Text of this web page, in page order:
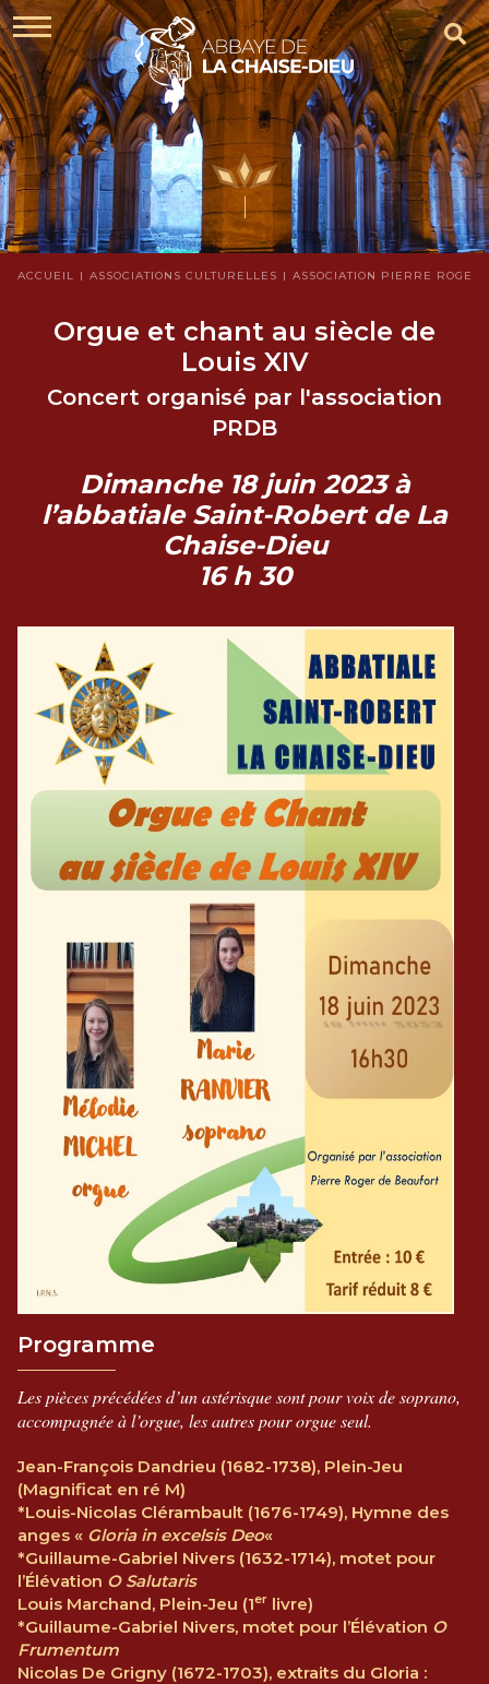
ACCUEIL ASSOCIATIONS CULTURELLES ASSOCIATION PIERRE
Orgue et chant au siècle de
Louis XIV
Concert organisé par l'association
PRDB
Dimanche 18 juin 2023 à
l’abbatiale Saint-Robert de La
Chaise-Dieu
16 h 30
Programme
Les pièces précédées d’un astérisque sont pour voix de soprano,
accompagnée à l’orgue, les autres pour orgue seul.
Jean-François Dandrieu (1682-1738), Plein-Jeu
(Magnificat en ré M)
*Louis-Nicolas Clérambault (1676-1749), Hymne des
anges « Gloria in excelsis Deo«
*Guillaume-Gabriel Nivers (1632-1714), motet pour
l’Élévation O Salutaris
Louis Marchand, Plein-Jeu (1er livre)
*Guillaume-Gabriel Nivers, motet pour l’Élévation O
Frumentum
Nicolas De Grigny (1672-1703), extraits du Gloria :